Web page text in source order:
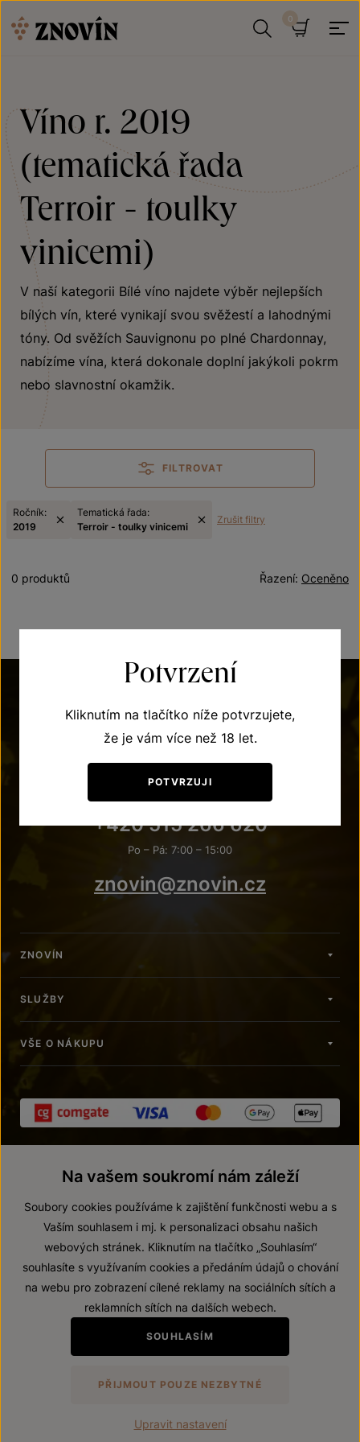
Víno r. 2019
(tematická řada
Terroir - toulky
vinicemi)
V naší kategorii Bílé víno najdete výběr nejlepších
bílých vín, které vynikají svou svěžestí a lahodnými
tóny. Od svěžích Sauvignonu po plné Chardonnay,
nabízíme vína, která dokonale doplní jakýkoli pokrm
nebo slavnostní okamžik.
FILTROVAT
Ročník:
2019
Tematická řada:
Terroir - toulky vinicemi
Zrušit filtry
Oceněno
Řazení:
0 produktů
POTŘEBUJETE PORADIT?
+420 515 266 620
Po – Pá: 7:00 – 15:00
znovin@znovin.cz
ZNOVÍN
SLUŽBY
VŠE O NÁKUPU
© 2026 ZNOVÍN ZNOJMO, a. s.
Prohlášení o přístupnosti
Zákaz prodeje alkoholických nápojů osobám mladším 18 let.
VytvořilwebProgress
Potvrzení
Kliknutím na tlačítko níže potvrzujete,
že je vám více než 18 let.
POTVRZUJI
Na vašem soukromí nám záleží
Soubory cookies používáme k zajištění funkčnosti webu a s
Vaším souhlasem i mj. k personalizaci obsahu našich
webových stránek. Kliknutím na tlačítko „Souhlasím“
souhlasíte s využívaním cookies a předáním údajů o chování
na webu pro zobrazení cílené reklamy na sociálních sítích a
reklamních sítích na dalších webech.
SOUHLASÍM
PŘIJMOUT POUZE NEZBYTNÉ
Upravit nastavení